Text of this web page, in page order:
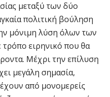
μεταξύ των δύο
πολιτική βούληση
μόνιμη λύση όλων των
ειρηνικό που θα
Μέχρι την επίλυση
μεγάλη σημασία,
από μονομερείς